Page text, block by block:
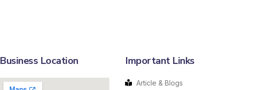
Business Location Important Links
Article & Blogs